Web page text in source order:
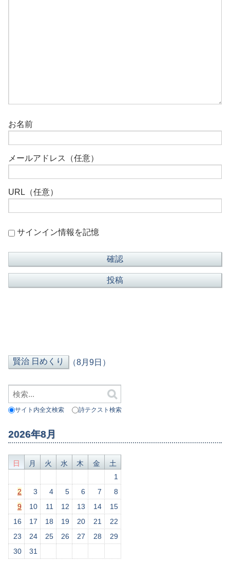
お名前
メールアドレス（任意）
URL（任意）
サインイン情報を記憶
（8月9日）
サイト内全文検索 詩テクスト検索
2026年8月
日 月 火 水 木 金
土
1
2
3 4 5 6 7
8
9
10 11 12 13 14
15
16
17 18 19 20 21
22
23
24 25 26 27 28
29
30
31